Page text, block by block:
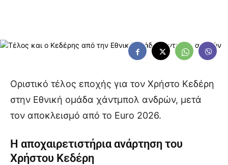
Οριστικό τέλος εποχής για τον Χρήστο Κεδέρη
στην Εθνική ομάδα χάντμπολ ανδρών, μετά
τον αποκλεισμό από το Euro 2026.
Η αποχαιρετιστήρια ανάρτηση του
Χρήστου Κεδέρη